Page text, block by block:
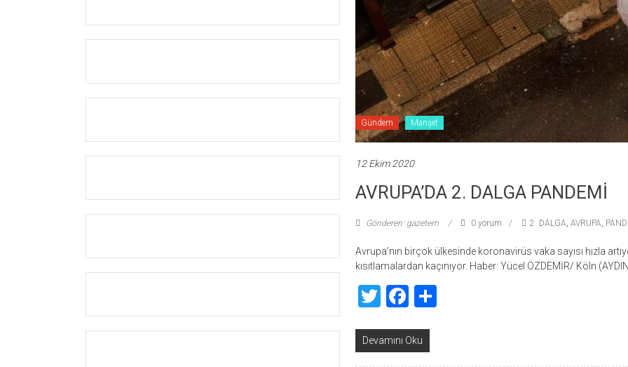
Gündem Manşet
12 Ekim 2020
AVRUPA’DA 2. DALGA PANDEMİ
Gönderen: gazetem 0 yorum 2. DALGA, AVRUPA,
Avrupa’nın birçok ülkesinde koronavirüs vaka sayısı hızla
kısıtlamalardan kaçınıyor. Haber: Yücel ÖZDEMİR/ Köln
TwitterFacebook
Devamını Oku